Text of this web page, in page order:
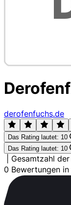
derofenfuchs.de
Das Rating lautet: 10
Das Rating lautet: 10
Gesamtzahl
0 Bewertungen